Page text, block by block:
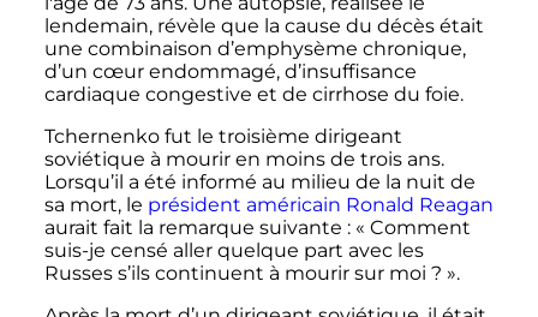
lendemain, révèle que la cause du décès était
une combinaison d’emphysème chronique,
d’un cœur endommagé, d’insuffisance
cardiaque congestive et de cirrhose du foie.
Tchernenko fut le troisième dirigeant
soviétique à mourir en moins de trois ans.
Lorsqu’il a été informé au milieu de la nuit de
sa mort, le président américain Ronald Reagan
aurait fait la remarque suivante : « Comment
suis-je censé aller quelque part avec les
Russes s’ils continuent à mourir sur moi ? ».